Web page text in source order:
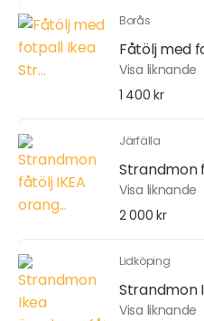
Borås
Fåtölj med
Visa liknande
1 400 kr
Järfälla
Strandmon
Visa liknande
2 000 kr
Lidköping
Strandmon
Visa liknande